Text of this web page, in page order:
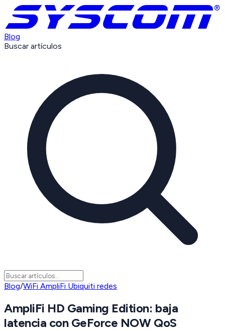
Blog
Buscar artículos
Blog/WiFi AmpliFi Ubiquiti redes
AmpliFi HD Gaming Edition: baja
latencia con GeForce NOW QoS